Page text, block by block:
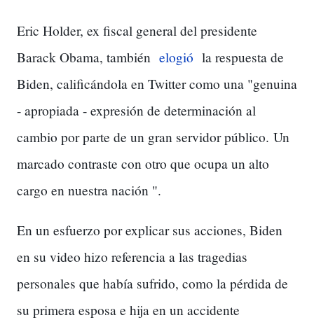
Eric Holder, ex fiscal general del presidente
Barack Obama, también elogió la respuesta de
Biden, calificándola en Twitter como una "genuina
- apropiada - expresión de determinación al
cambio por parte de un gran servidor público. Un
marcado contraste con otro que ocupa un alto
cargo en nuestra nación ".
En un esfuerzo por explicar sus acciones, Biden
en su video hizo referencia a las tragedias
personales que había sufrido, como la pérdida de
su primera esposa e hija en un accidente